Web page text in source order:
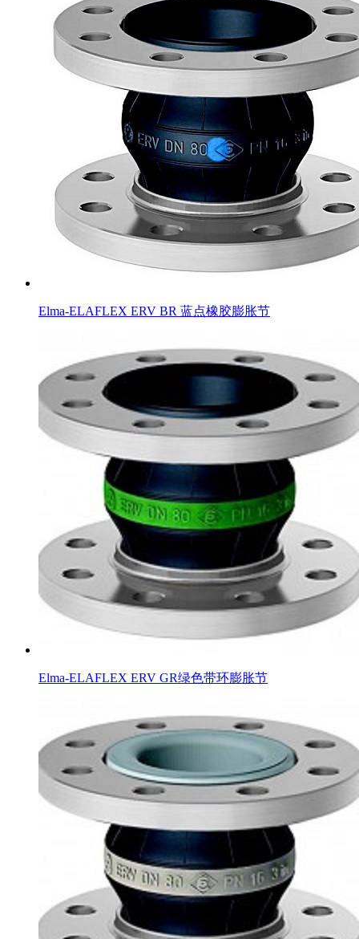
Elma-ELAFLEX ERV BR 蓝点橡胶膨胀节
Elma-ELAFLEX ERV GR绿色带环膨胀节